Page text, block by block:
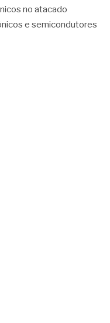
no atacado
e semicondutores